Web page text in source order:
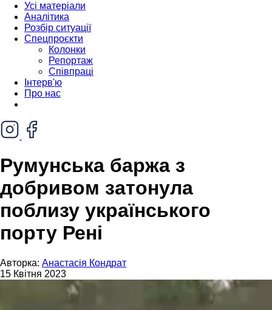
Усі матеріали
Аналітика
Розбір ситуації
Спецпроєкти
Колонки
Репортаж
Співпраці
Інтерв'ю
Про нас
Румунська баржа з
добривом затонула
поблизу українського
порту Рені
Авторка: Анастасія Кондрат
15 Квітня 2023